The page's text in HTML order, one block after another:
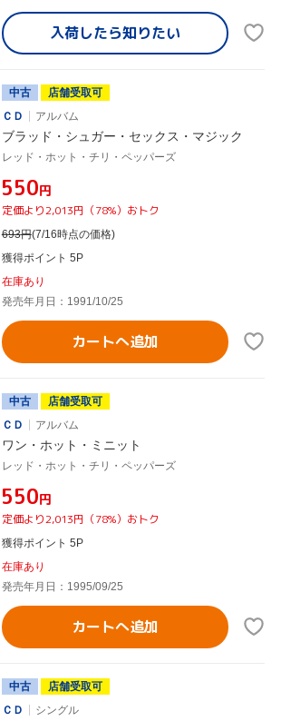
入荷したら知りたい
中古
店舗受取可
ＣＤ
アルバム
ブラッド・シュガー・セックス・マジック
レッド・ホット・チリ・ペッパーズ
¥550円
定価より2,013円（78%）おトク
693円(7/16時点の価格)
獲得ポイント 5P
在庫あり
発売年月日：1991/10/25
カートへ追加
中古
店舗受取可
ＣＤ
アルバム
ワン・ホット・ミニット
レッド・ホット・チリ・ペッパーズ
¥550円
定価より2,013円（78%）おトク
獲得ポイント 5P
在庫あり
発売年月日：1995/09/25
カートへ追加
中古
店舗受取可
ＣＤ
シングル